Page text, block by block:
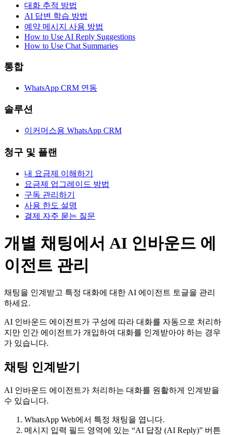
대화 추적 방법
AI 답변 학습 방법
예약 메시지 사용 방법
How to Use AI Reply Suggestions
How to Use Chat Summaries
통합
WhatsApp CRM 연동
솔루션
이커머스용 WhatsApp CRM
청구 및 플랜
내 요금제 이해하기
요금제 업그레이드 방법
구독 관리하기
사용 한도 설명
결제 자주 묻는 질문
개별 채팅에서 AI 인바운드 에
이전트 관리
채팅을 인계받고 특정 대화에 대한 AI 에이전트 토글을 관리
하세요.
AI 인바운드 에이전트가 구성에 따라 대화를 자동으로 처리하
지만 인간 에이전트가 개입하여 대화를 인계받아야 하는 경우
가 있습니다.
채팅 인계받기
AI 인바운드 에이전트가 처리하는 대화를 원활하게 인계받을
수 있습니다.
WhatsApp Web에서 특정 채팅을 엽니다.
메시지 입력 필드 영역에 있는 “AI 답장 (AI Reply)” 버튼